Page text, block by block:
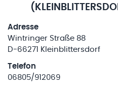
Adresse
Wintringer Straße 88
D-66271 Kleinblittersdorf
Telefon
06805/912069